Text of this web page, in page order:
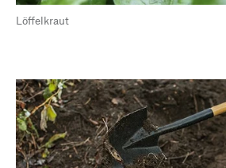
Löffelkraut